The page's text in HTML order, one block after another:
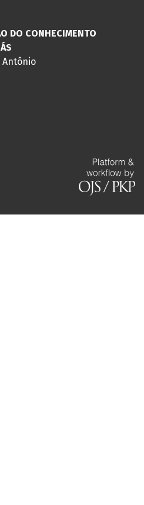
DO CONHECIMENTO
Antônio